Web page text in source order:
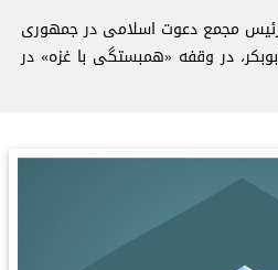
رئیس مجمع دعوت اسلامی در جمهوری
در وقفه «همبستگی با غزه» در